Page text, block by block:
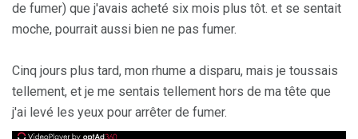
de fumer) que j'avais acheté six mois plus tôt. et se sentait
moche, pourrait aussi bien ne pas fumer.
Cinq jours plus tard, mon rhume a disparu, mais je toussais
tellement, et je me sentais tellement hors de ma tête que
j'ai levé les yeux pour arrêter de fumer.